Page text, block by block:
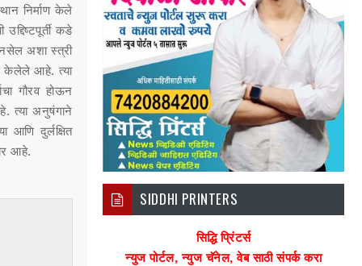
निर्माण केले
कडे
अशा स्त्री
केलेले आहे. त्या
गौरव होऊन
त्या अनुषंगाने
आणि दुर्लक्षित
आहे.
SIDDHI PRINTERS
सिद्धि प्रिंटर्स
न्युज पोर्टल, न्युज चॅनेल, वेब साठी संपर्क करा